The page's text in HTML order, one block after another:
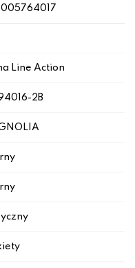
Line Action
2B